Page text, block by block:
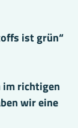
ist grün“
im richtigen
wir eine